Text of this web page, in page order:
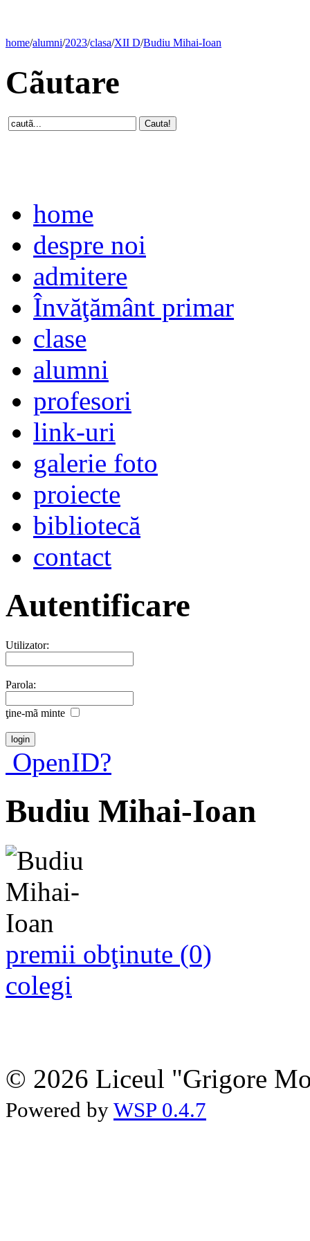
home/alumni/2023/clasa/XII D/Budiu Mihai-Ioan
Cãutare
home
despre noi
admitere
Învăţământ primar
clase
alumni
profesori
link-uri
galerie foto
proiecte
bibliotecă
contact
Autentificare
Utilizator:
Parola:
ţine-mã minte
OpenID?
Budiu Mihai-Ioan
premii obţinute (0)
colegi
© 2026 Liceul "Grigore
Powered by WSP 0.4.7